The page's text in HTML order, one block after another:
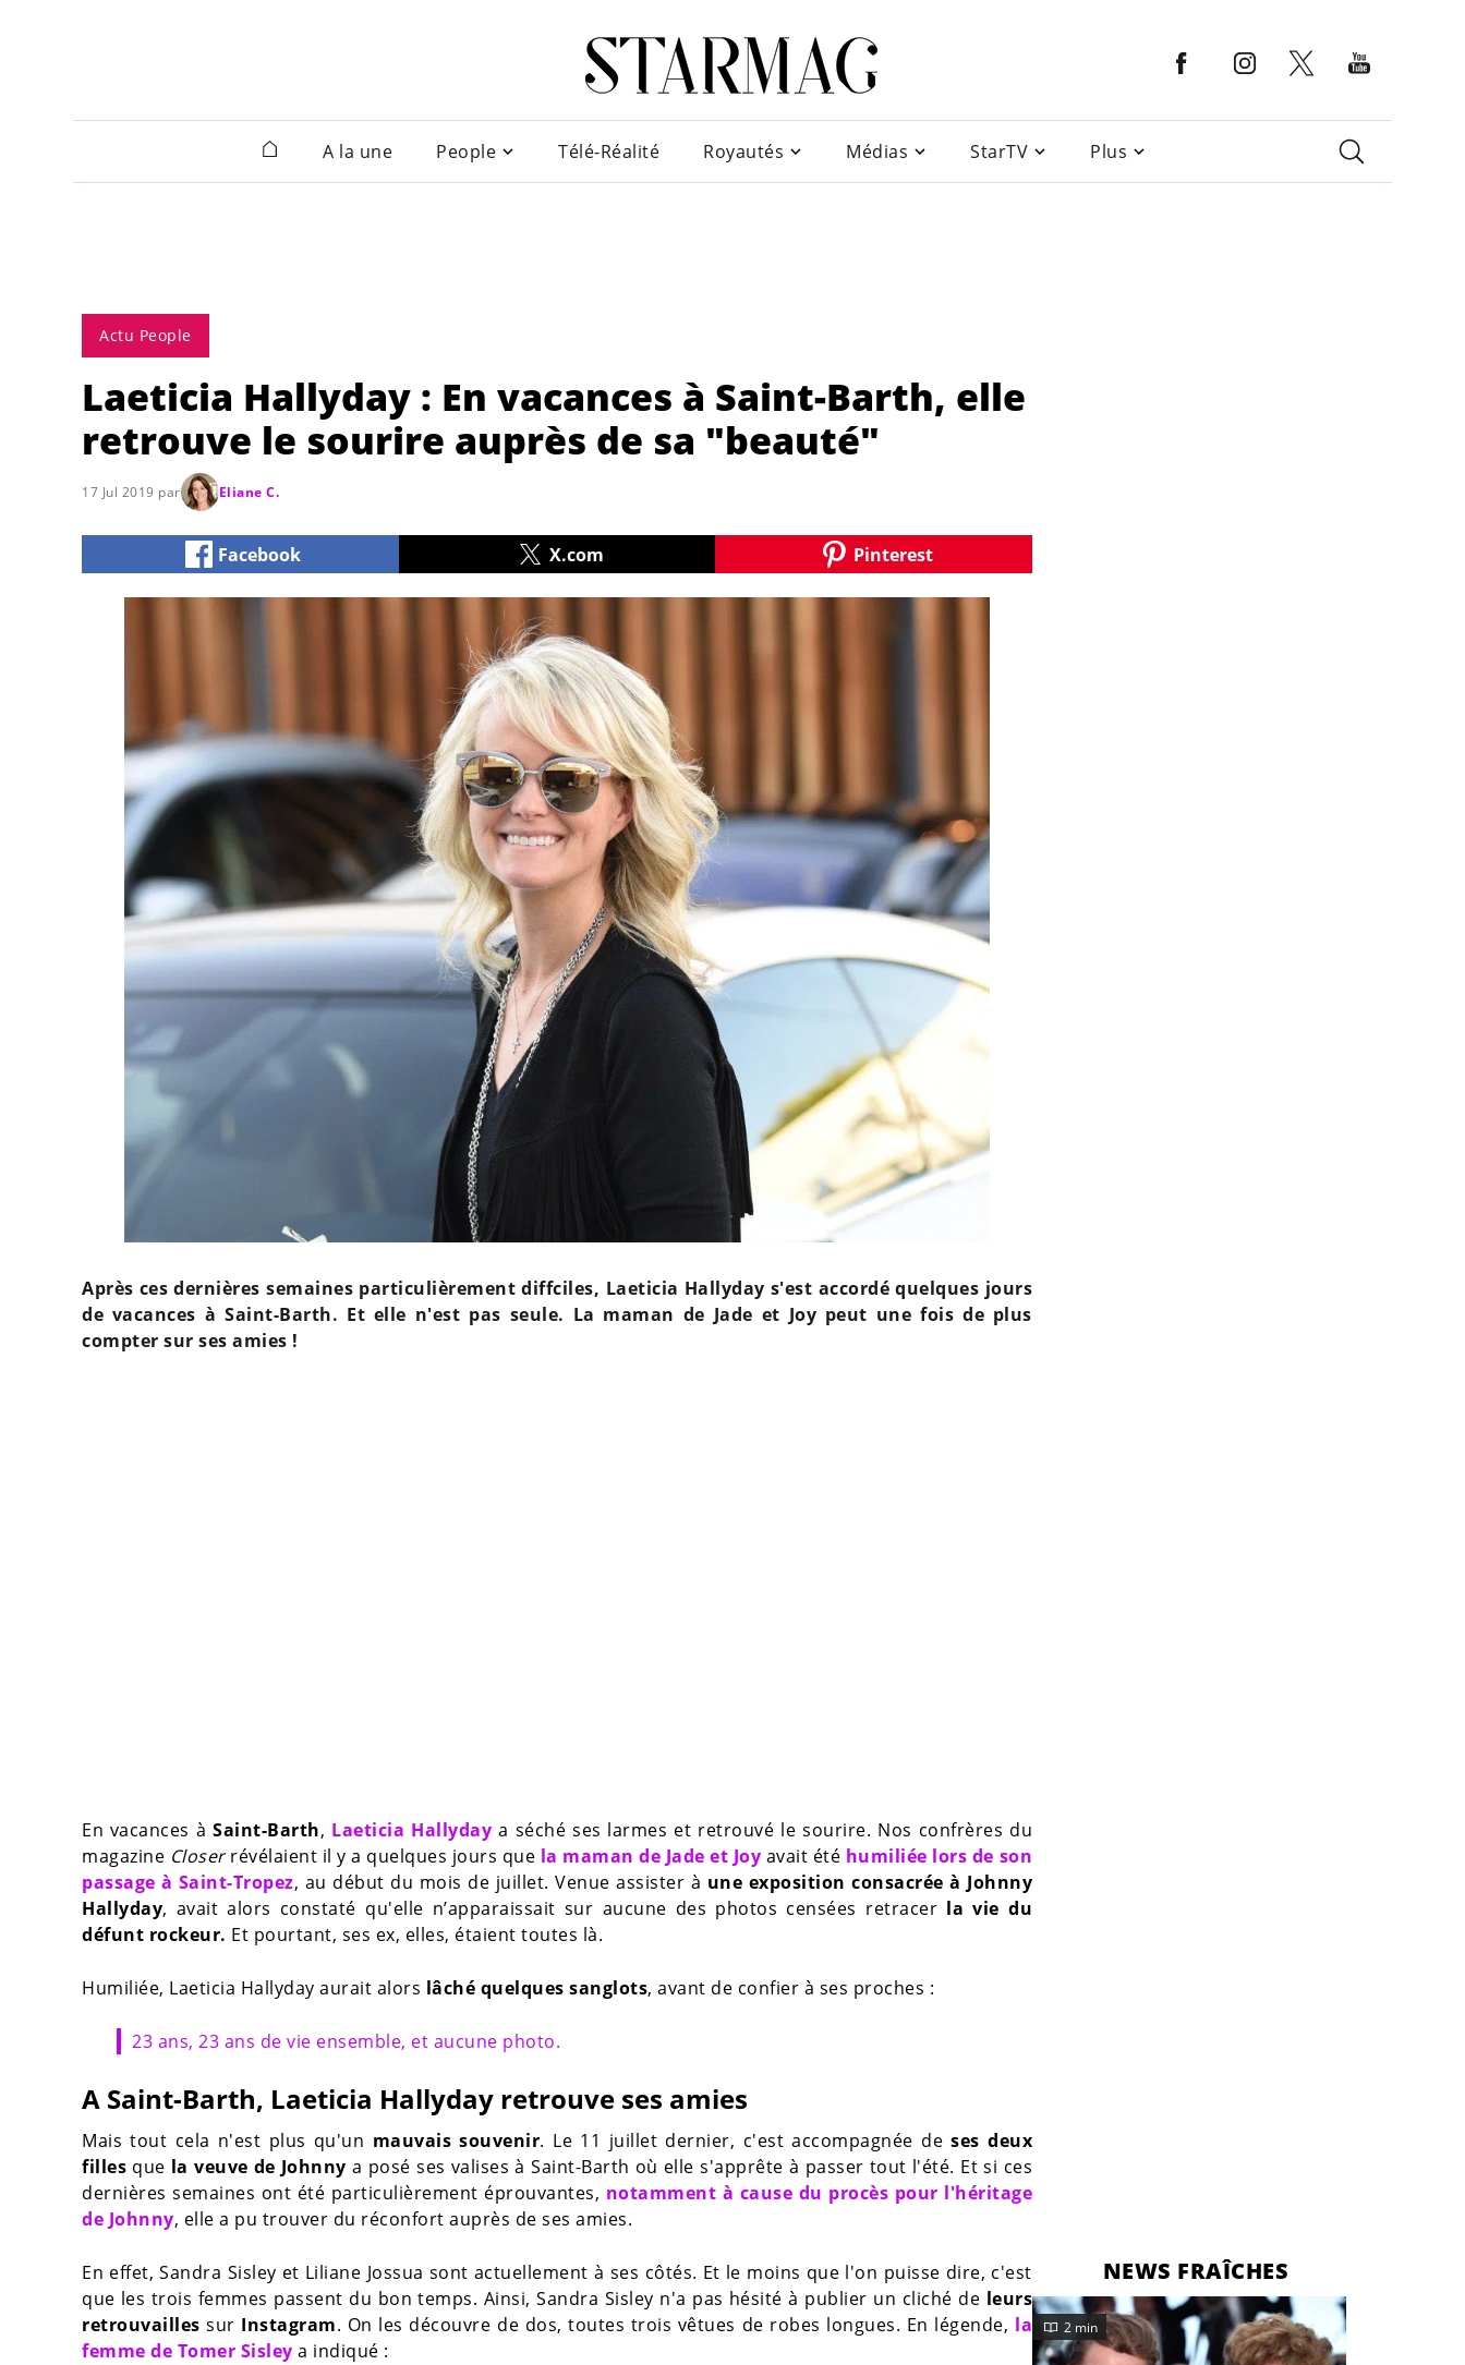
A la une People Télé-Réalité Royautés Médias StarTV Plus
Actu People
Laeticia Hallyday : En vacances à Saint-Barth, elle
retrouve le sourire auprès de sa "beauté"
17 Jul 2019 par Eliane C.
Facebook X.com Pinterest
Après ces dernières semaines particulièrement diffciles, Laeticia Hallyday s'est accordé quelques jours
de vacances à Saint-Barth. Et elle n'est pas seule. La maman de Jade et Joy peut une fois de plus
compter sur ses amies !
En vacances à Saint-Barth, Laeticia Hallyday a séché ses larmes et retrouvé le sourire. Nos confrères du
magazine Closerrévélaient il y a quelques jours que la maman de Jade et Joy avait été humiliée lors de son
passage à Saint-Tropez, au début du mois de juillet. Venue assister à une exposition consacrée à Johnny
Hallyday, avait alors constaté qu'elle n’apparaissait sur aucune des photos censées retracer la vie du
défunt rockeur. Et pourtant, ses ex, elles, étaient toutes là.
Humiliée, Laeticia Hallyday aurait alors lâché quelques sanglots, avant de confier à ses proches :
23 ans, 23 ans de vie ensemble, et aucune photo.
A Saint-Barth, Laeticia Hallyday retrouve ses amies
Mais tout cela n'est plus qu'un mauvais souvenir. Le 11 juillet dernier, c'est accompagnée deses deux
filles que la veuve de Johnny a posé ses valises à Saint-Barth où elle s'apprête à passer tout l'été. Et si ces
dernières semaines ont été particulièrement éprouvantes, notamment à cause du procès pour l'héritage
de Johnny, elle a pu trouver du réconfort auprès de ses amies.
En effet, Sandra Sisley et Liliane Jossua sont actuellement à ses côtés. Et le moins que l'on puisse dire, c'est
que les trois femmes passent du bon temps. Ainsi, Sandra Sisley n'a pas hésité à publier un cliché de leurs
retrouvaillessur Instagram. On les découvre de dos, toutes trois vêtues de robes longues. En légende, la
femme de Tomer Sisley a indiqué :
NEWS FRAÎCHES
2 min